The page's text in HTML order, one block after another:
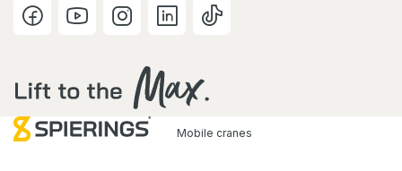
Mobile cranes